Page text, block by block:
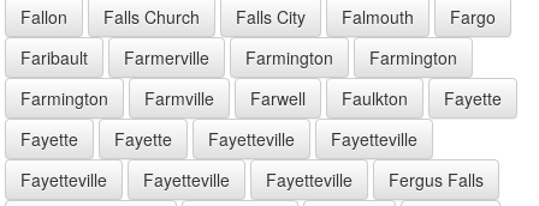
Fallon Falls Church Falls City Falmouth
Fargo
Faribault
Farmerville Farmington
Farmington
Farmington
Farmville Farwell Faulkton
Fayette
Fayette
Fayette Fayetteville
Fayetteville
Fayetteville
Fayetteville Fayetteville
Fergus Falls